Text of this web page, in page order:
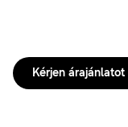
Kérjen árajánlatot